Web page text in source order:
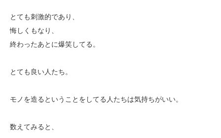
とても刺激的であり、
悔しくもなり、
終わったあとに爆笑してる。
とても良い人たち。
モノを造るということをしてる人たちは気持ちがいい。
数えてみると、